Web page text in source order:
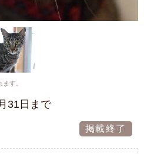
す。
31日まで
掲載終了